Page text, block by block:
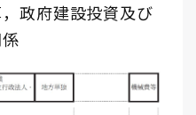
政府建設投資及び